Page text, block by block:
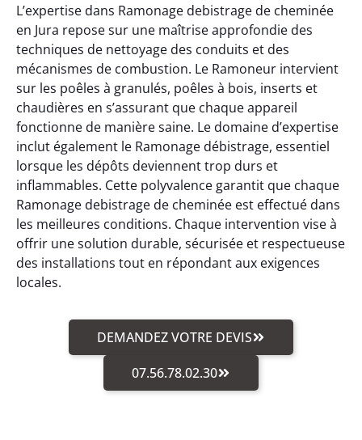
L’expertise dans Ramonage debistrage de cheminée
en Jura repose sur une maîtrise approfondie des
techniques de nettoyage des conduits et des
mécanismes de combustion. Le Ramoneur intervient
sur les poêles à granulés, poêles à bois, inserts et
chaudières en s’assurant que chaque appareil
fonctionne de manière saine. Le domaine d’expertise
inclut également le Ramonage débistrage, essentiel
lorsque les dépôts deviennent trop durs et
inflammables. Cette polyvalence garantit que chaque
Ramonage debistrage de cheminée est effectué dans
les meilleures conditions. Chaque intervention vise à
offrir une solution durable, sécurisée et respectueuse
des installations tout en répondant aux exigences
locales.
DEMANDEZ VOTRE DEVIS
07.56.78.02.30